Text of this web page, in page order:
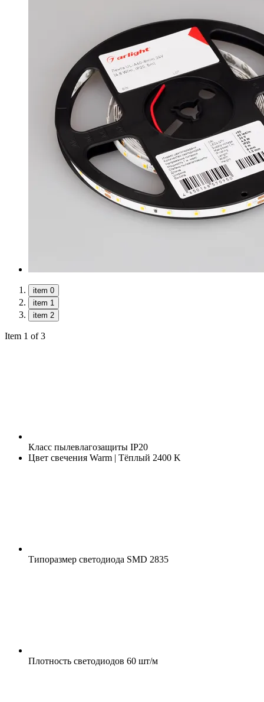
item 0
item 1
item 2
Item 1 of 3
Класс пылевлагозащиты IP20
Цвет свечения Warm | Тёплый 2400 K
Типоразмер светодиода SMD 2835
Плотность светодиодов 60 шт/м